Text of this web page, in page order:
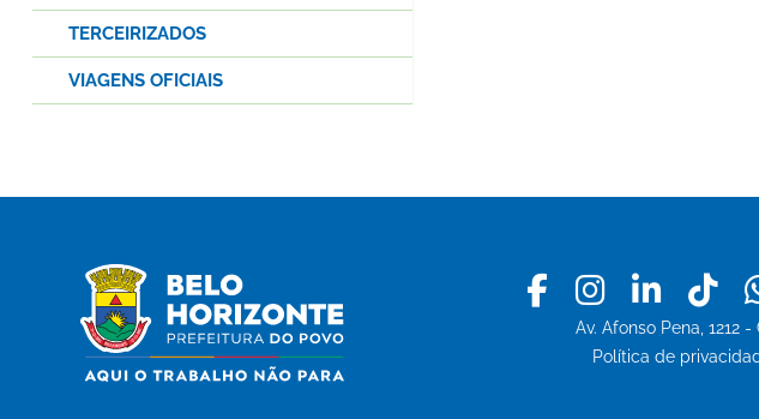
TERCEIRIZADOS
VIAGENS OFICIAIS
Facebook
Av. Afonso Pena, 1212
Política de